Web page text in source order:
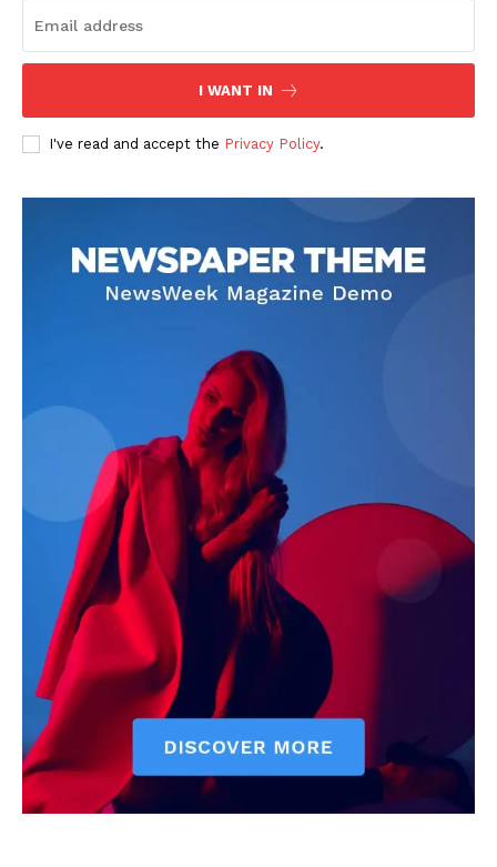
DOWNLOAD NOW
AIN NEWS 1
Contact Us
About Us
Privacy Policy
Terms of Use Agreement
Facebook
X WhatsApp
Share
I WANT IN
I've read and accept the Privacy Policy.